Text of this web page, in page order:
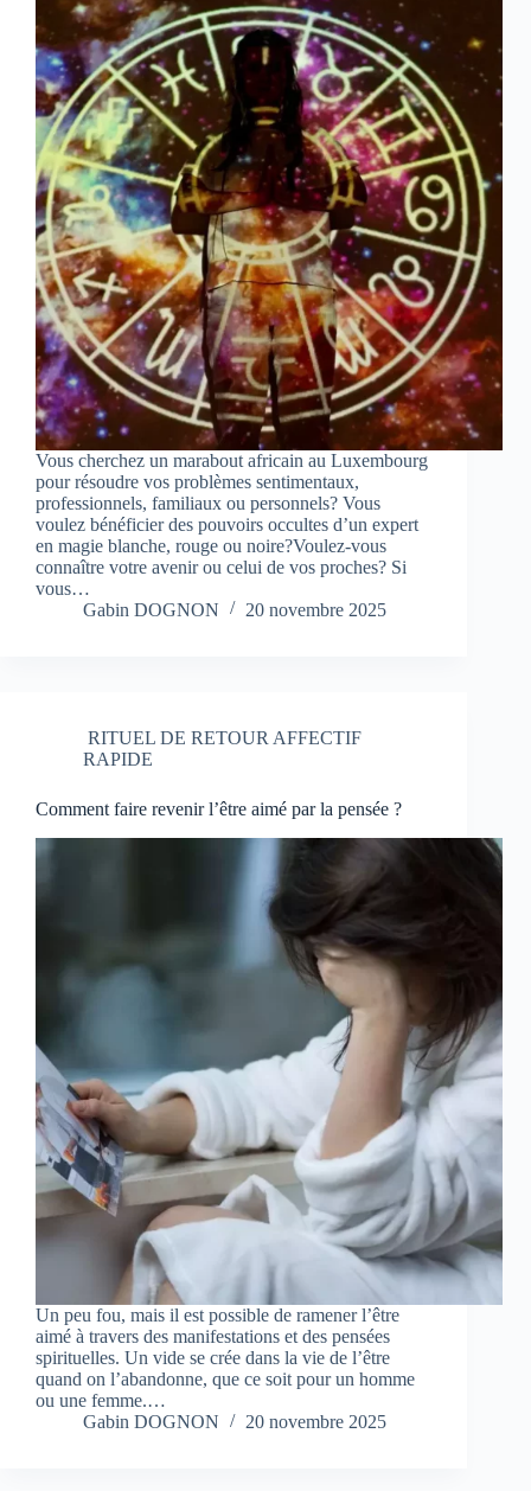
Vous cherchez un marabout africain au Luxembourg
pour résoudre vos problèmes sentimentaux,
professionnels, familiaux ou personnels? Vous
voulez bénéficier des pouvoirs occultes d’un expert
en magie blanche, rouge ou noire?Voulez-vous
connaître votre avenir ou celui de vos proches? Si
vous…
Gabin DOGNON
20 novembre 2025
RITUEL DE RETOUR AFFECTIF
RAPIDE
Comment faire revenir l’être aimé par la pensée ?
Un peu fou, mais il est possible de ramener l’être
aimé à travers des manifestations et des pensées
spirituelles. Un vide se crée dans la vie de l’être
quand on l’abandonne, que ce soit pour un homme
ou une femme.…
Gabin DOGNON
20 novembre 2025